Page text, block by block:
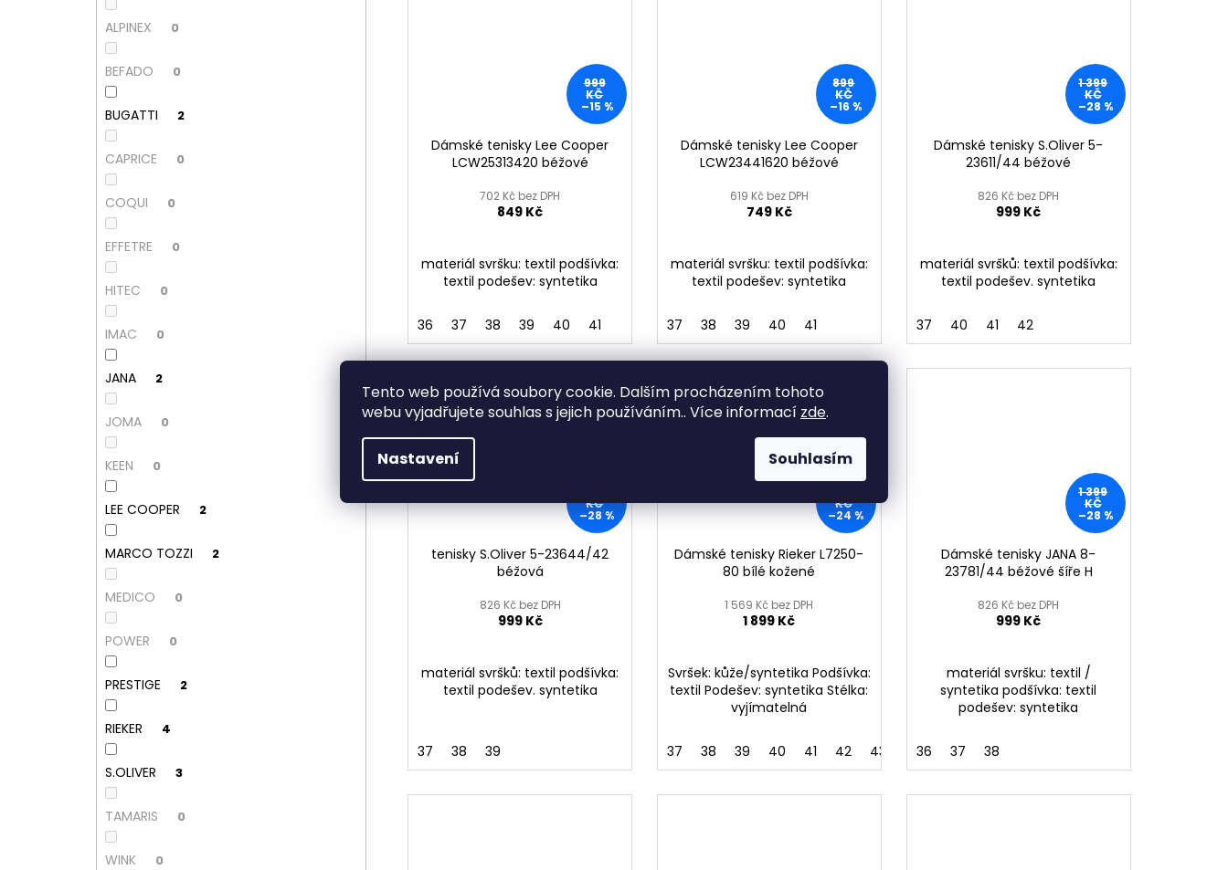
Tento web používá soubory cookie. Dalším procházením tohoto
webu vyjadřujete souhlas s jejich používáním.. Více informací zde.
Nastavení Souhlasím
ALPINEX 0
BEFADO 0
BUGATTI 2
CAPRICE 0
COQUI 0
EFFETRE 0
HITEC 0
IMAC 0
JANA 2
JOMA 0
KEEN 0
LEE COOPER 2
MARCO TOZZI 2
MEDICO 0
POWER 0
PRESTIGE 2
RIEKER 4
S.OLIVER 3
TAMARIS 0
WINK 0
999
KČ
–15 %
Dámské tenisky Lee Cooper
LCW25313420 béžové
702 Kč bez DPH
849 Kč
materiál svršku: textil podšívka:
textil podešev: syntetika
36 37 38 39 40 41
899
KČ
–16 %
Dámské tenisky Lee Cooper
LCW23441620 béžové
619 Kč bez DPH
749 Kč
materiál svršku: textil podšívka:
textil podešev: syntetika
37 38 39 40 41
1 399
KČ
–28 %
Dámské tenisky S.Oliver 5-
23611/44 béžové
826 Kč bez DPH
999 Kč
materiál svršků: textil podšívka:
textil podešev. syntetika
37 40 41 42
KČ
–28 %
tenisky S.Oliver 5-23644/42
béžová
826 Kč bez DPH
999 Kč
materiál svršků: textil podšívka:
textil podešev. syntetika
37 38 39
KČ
–24 %
Dámské tenisky Rieker L7250-
80 bílé kožené
1 569 Kč bez DPH
1 899 Kč
Svršek: kůže/syntetika Podšívka:
textil Podešev: syntetika Stélka:
vyjímatelná
37 38 39 40 41 42 43
1 399
KČ
–28 %
Dámské tenisky JANA 8-
23781/44 béžové šíře H
826 Kč bez DPH
999 Kč
materiál svršku: textil /
syntetika podšívka: textil
podešev: syntetika
36 37 38